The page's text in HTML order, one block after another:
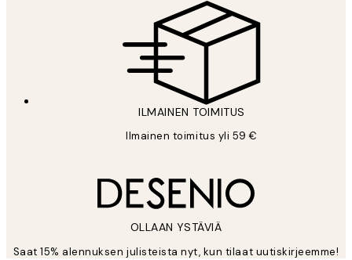
ILMAINEN TOIMITUS
Ilmainen toimitus yli 59 €
OLLAAN YSTÄVIÄ
Saat 15% alennuksen julisteista nyt, kun tilaat uutiskirjeemme!